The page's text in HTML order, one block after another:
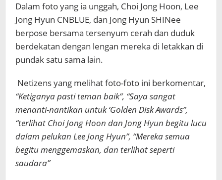
Dalam foto yang ia unggah, Choi Jong Hoon, Lee
Jong Hyun CNBLUE, dan Jong Hyun SHINee
berpose bersama tersenyum cerah dan duduk
berdekatan dengan lengan mereka di letakkan di
pundak satu sama lain.
Netizens yang melihat foto-foto ini berkomentar,
“Ketiganya pasti teman baik”, “Saya sangat
menanti-nantikan untuk ‘Golden Disk Awards”,
“terlihat Choi Jong Hoon dan Jong Hyun begitu lucu
dalam pelukan Lee Jong Hyun”, “Mereka semua
begitu menggemaskan, dan terlihat seperti
saudara”